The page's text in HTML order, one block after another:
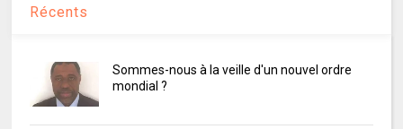
Récents
Sommes-nous à la veille d'un nouvel ordre
mondial ?